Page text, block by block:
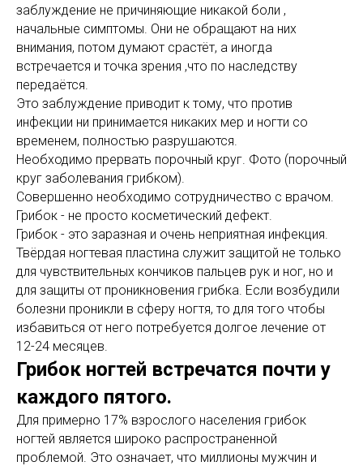
заблуждение не причиняющие никакой боли ,
начальные симптомы. Они не обращают на них
внимания, потом думают срастёт, а иногда
встречается и точка зрения ,что по наследству
передаётся.
Это заблуждение приводит к тому, что против
инфекции ни принимается никаких мер и ногти со
временем, полностью разрушаются.
Необходимо прервать порочный круг. Фото (порочный
круг заболевания грибком).
Совершенно необходимо сотрудничество с врачом.
Грибок - не просто косметический дефект.
Грибок - это заразная и очень неприятная инфекция.
Твёрдая ногтевая пластина служит защитой не только
для чувствительных кончиков пальцев рук и ног, но и
для защиты от проникновения грибка. Если возбудили
болезни проникли в сферу ногтя, то для того чтобы
избавиться от него потребуется долгое лечение от
12-24 месяцев.
Грибок ногтей встречатся почти у
каждого пятого.
Для примерно 17% взрослого населения грибок
ногтей является широко распространенной
проблемой. Это означает, что миллионы мужчин и